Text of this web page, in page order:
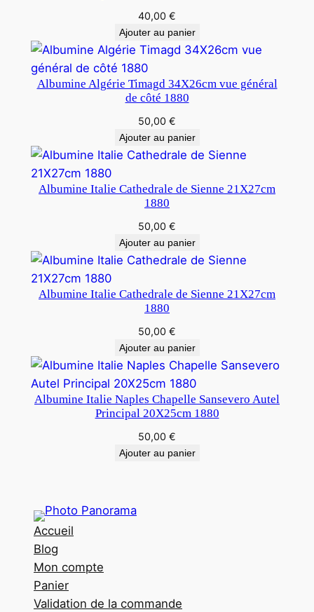
40,00 €
Ajouter au panier
Albumine Algérie Timagd 34X26cm vue général
de côté 1880
50,00 €
Ajouter au panier
Albumine Italie Cathedrale de Sienne 21X27cm
1880
50,00 €
Ajouter au panier
Albumine Italie Cathedrale de Sienne 21X27cm
1880
50,00 €
Ajouter au panier
Albumine Italie Naples Chapelle Sansevero Autel
Principal 20X25cm 1880
50,00 €
Ajouter au panier
Accueil
Blog
Mon compte
Panier
Validation de la commande